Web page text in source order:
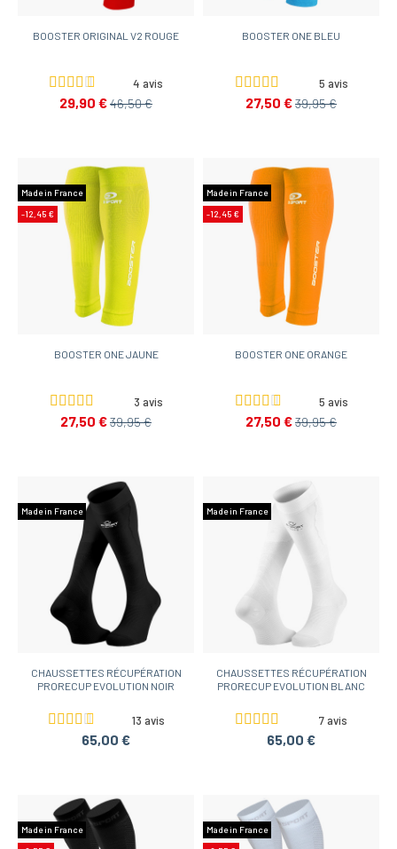
BOOSTER ORIGINAL V2 ROUGE
4 avis
29,90 €46,50 €
BOOSTER ONE BLEU
5 avis
27,50 €39,95 €
Made in France
-12,45 €
BOOSTER ONE JAUNE
3 avis
27,50 €39,95 €
Made in France
-12,45 €
BOOSTER ONE ORANGE
5 avis
27,50 €39,95 €
Made in France
CHAUSSETTES RÉCUPÉRATION
PRORECUP EVOLUTION NOIR
13 avis
65,00 €
Made in France
CHAUSSETTES RÉCUPÉRATION
PRORECUP EVOLUTION BLANC
7 avis
65,00 €
Made in France
Made in France